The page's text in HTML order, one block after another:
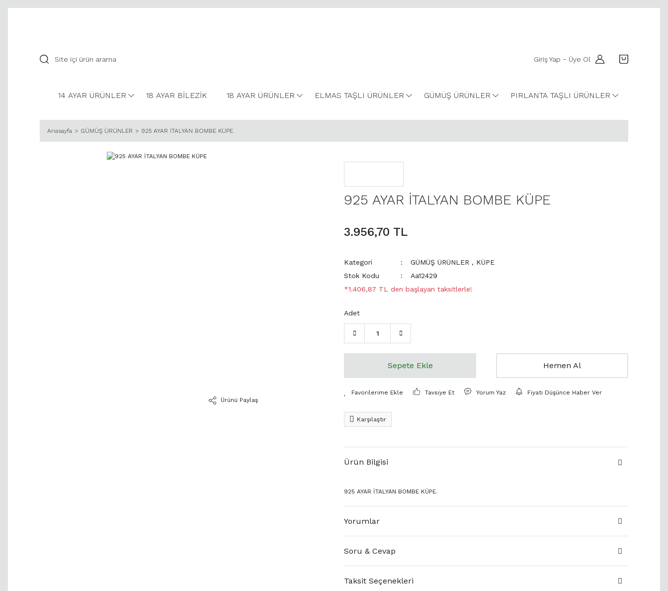
Giriş Yap - Üye Ol
14 AYAR ÜRÜNLER 18 AYAR BİLEZİK 18 AYAR ÜRÜNLER ELMAS TAŞLI ÜRÜNLER GÜMÜŞ ÜRÜNLER PIRLANTA TAŞLI ÜRÜNLER
Anasayfa GÜMÜŞ ÜRÜNLER 925 AYAR İTALYAN BOMBE KÜPE
Ürünü Paylaş
925 AYAR İTALYAN BOMBE KÜPE
3.956,70 TL
Kategori GÜMÜŞ ÜRÜNLER , KÜPE
Stok Kodu
Aa12429
*1.406,87 TL den başlayan taksitlerle!
Adet
Sepete Ekle Hemen Al
Tavsiye Et Yorum Yaz Fiyatı Düşünce Haber Ver
Karşılaştır
Ürün Bilgisi
925 AYAR İTALYAN BOMBE KÜPE.
Yorumlar
Soru & Cevap
Taksit Seçenekleri